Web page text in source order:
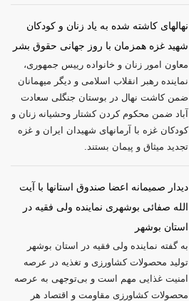
نهالهای کاشته شده به یاد زنان و کودکان
شهید غزه همزمان با روز جهانی حقوق بشر
معاون امور زنان و خانواده رییس جمهوری،
نماینده رهبر انقلاب اسلامی و دیگر میهمانان
ضمن کاشت نهال در بوستان جنگلی سعادت
آباد ضمن محکوم کردن کشتار وحشیانه زنان و
کودکان غزه با آرمانهای شهیدان ایران و غزه
تجدید میثاق و پیمان بستند.
دیدار صمیمانه اعضا صندوق استانها با آیت
الله صفائی بوشهری نماینده ولی فقیه در
استان بوشهر
به گفته نماینده ولی فقیه در استان بوشهر
تولید محصولات کشاورزی و تغذیه در عرصه
امنیت غذایی مهم است و بی‌توجهی به عرصه
محصولات کشاورزی مقاومت و اقتصاد هر